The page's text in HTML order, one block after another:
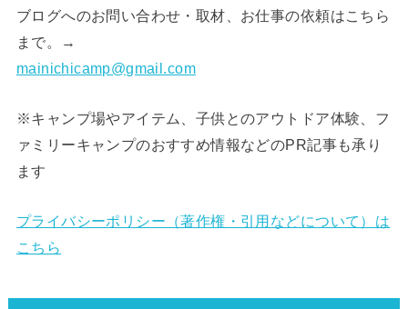
ブログへのお問い合わせ・取材、お仕事の依頼はこちら
まで。→
mainichicamp@gmail.com
※キャンプ場やアイテム、子供とのアウトドア体験、フ
ァミリーキャンプのおすすめ情報などのPR記事も承り
ます
プライバシーポリシー（著作権・引用などについて）は
こちら